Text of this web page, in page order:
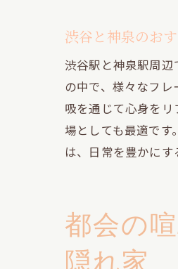
渋谷と神泉のお
渋谷駅と神泉駅周
の中で、様々なフ
吸を通じて心身を
場としても最適で
は、日常を豊かに
都会の